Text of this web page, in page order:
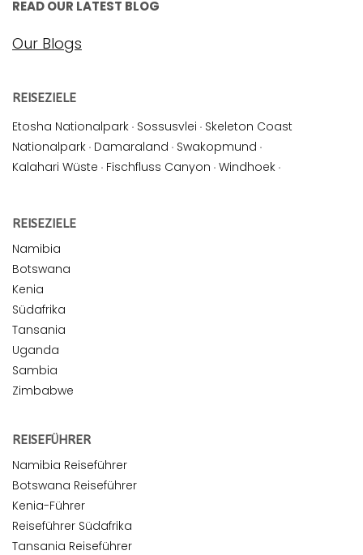
READ OUR LATEST BLOG
Our Blogs
REISEZIELE
Etosha Nationalpark · Sossusvlei · Skeleton Coast
Nationalpark · Damaraland · Swakopmund ·
Kalahari Wüste · Fischfluss Canyon · Windhoek ·
REISEZIELE
Namibia
Botswana
Kenia
Südafrika
Tansania
Uganda
Sambia
Zimbabwe
REISEFÜHRER
Namibia Reiseführer
Botswana Reiseführer
Kenia-Führer
Reiseführer Südafrika
Tansania Reiseführer